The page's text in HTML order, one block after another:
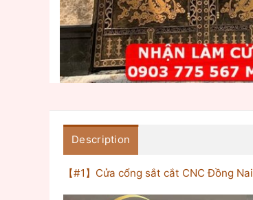
Description
【#1】Cửa cổng sắt cắt CNC Đồng Nai